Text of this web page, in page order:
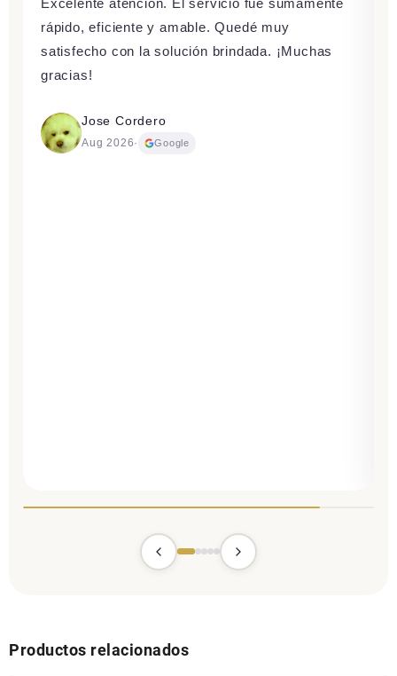
rápido, eficiente y amable. Quedé muy
satisfecho con la solución brindada. ¡Muchas
gracias!
Jose Cordero
Aug 2026· Google
Productos relacionados